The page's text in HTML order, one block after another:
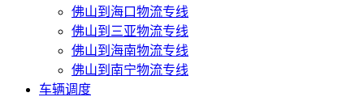
佛山到海口物流专线
佛山到三亚物流专线
佛山到海南物流专线
佛山到南宁物流专线
车辆调度